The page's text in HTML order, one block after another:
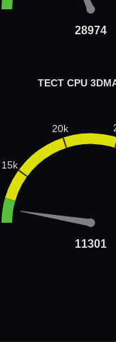
28974
28974
11301
11301
ТЕСТ CPU
15k
20k